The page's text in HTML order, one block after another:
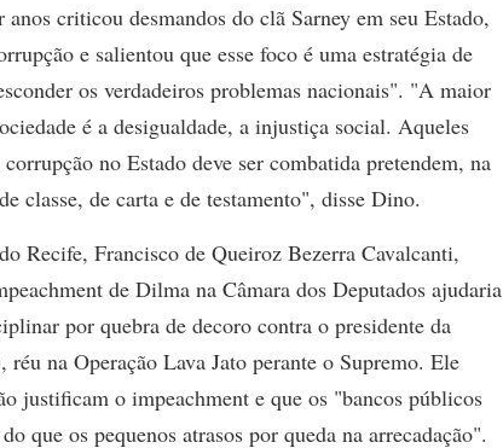
criticou desmandos do clã Sarney em seu Estado,
e salientou que esse foco é uma estratégia de
os verdadeiros problemas nacionais". "A maior
é a desigualdade, a injustiça social. Aqueles
no Estado deve ser combatida pretendem, na
classe, de carta e de testamento", disse Dino.
Recife, Francisco de Queiroz Bezerra Cavalcanti,
de Dilma na Câmara dos Deputados ajudaria
por quebra de decoro contra o presidente da
na Operação Lava Jato perante o Supremo. Ele
justificam o impeachment e que os "bancos públicos
que os pequenos atrasos por queda na arrecadação".